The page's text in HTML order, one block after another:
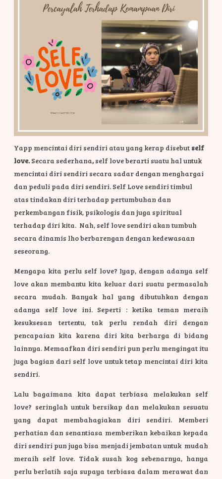
Yapp mencintai diri sendiri atau yang kerap disebut self
love.Secara sederhana,self love berarti suatu hal untuk
mencintai diri sendiri secara sadar dengan menghargai
dan peduli pada diri sendiri. Self Love sendiri timbul
atas tindakan diri terhadap pertumbuhan dan
perkembangan fisik, psikologis dan juga spiritual
terhadap diri kita. Nah, self love sendiri akan tumbuh
secara dinamis lho berbarengan dengan kedewasaan
seseorang.
Mengapa kita perlu self love? Iyap, dengan adanya self
love akan membantu kita keluar dari suatu permasalah
secara mudah. Banyak hal yang dibutuhkan dengan
adanya self love ini. Seperti : ketika teman meraih
kesuksesan tertentu, tak perlu rendah diri dengan
pencapaian kita karena diri kita berharga di bidang
lainnya. Memaafkan diri sendiri pun perlu mengingat itu
juga bagian dari self love untuk tetap mencintai diri kita
sendiri.
Lalu bagaimana kita dapat terbiasa melakukan self
love? seringlah untuk bersikap dan melakukan sesuatu
yang dapat membahagiakan diri sendiri. Memberi
perhatian dan senantiasa memberikan kebaikan kepada
diri sendiri pun juga bisa menjadi jembatan untuk mudah
meraih self love. Tidak susah kog sebenarnya, hanya
perlu berlatih saja supaya terbiasa dalam merawat dan